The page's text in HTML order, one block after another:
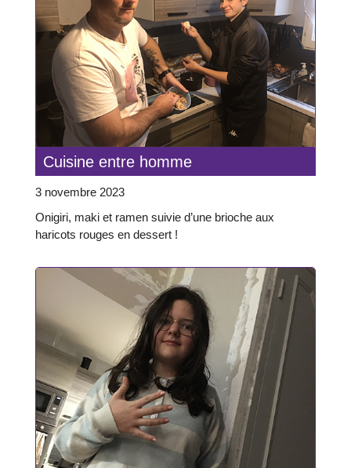
Cuisine entre homme
3 novembre 2023
Onigiri, maki et ramen suivie d’une brioche aux
haricots rouges en dessert !